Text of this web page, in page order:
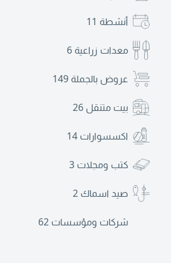
أنشطة 11
معدات زراعية 6
عروض بالجملة 149
بيت متنقل 26
اكسسوارات 14
كتب ومجلات 3
صيد اسماك 2
شركات ومؤسسات 62